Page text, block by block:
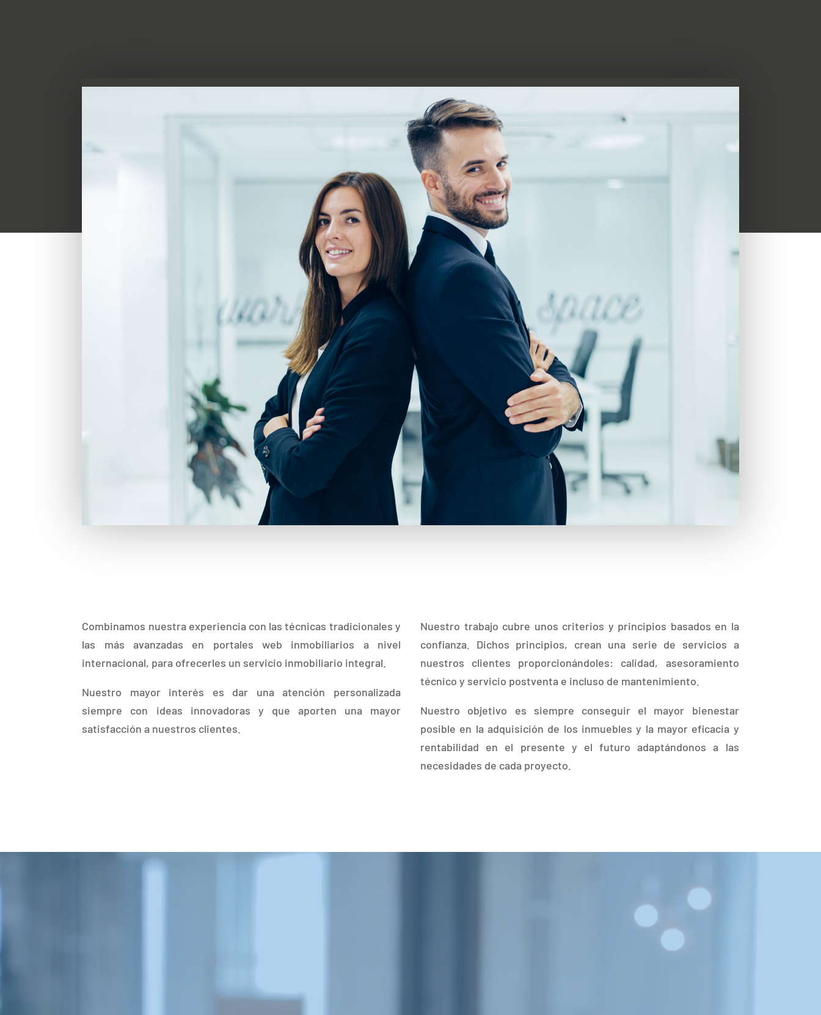
Combinamos nuestra experiencia con las técnicas tradicionales y
las más avanzadas en portales web inmobiliarios a nivel
internacional, para ofrecerles un servicio inmobiliario integral.
Nuestro mayor interés es dar una atención personalizada
siempre con ideas innovadoras y que aporten una mayor
satisfacción a nuestros clientes.
Nuestro trabajo cubre unos criterios y principios basados en la
confianza. Dichos principios, crean una serie de servicios a
nuestros clientes proporcionándoles: calidad, asesoramiento
técnico y servicio postventa e incluso de mantenimiento.
Nuestro objetivo es siempre conseguir el mayor bienestar
posible en la adquisición de los inmuebles y la mayor eficacia y
rentabilidad en el presente y el futuro adaptándonos a las
necesidades de cada proyecto.